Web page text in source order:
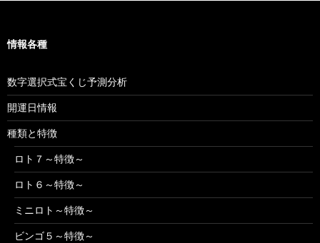
情報各種
数字選択式宝くじ予測分析
開運日情報
種類と特徴
ロト７～特徴～
ロト６～特徴～
ミニロト～特徴～
ビンゴ５～特徴～